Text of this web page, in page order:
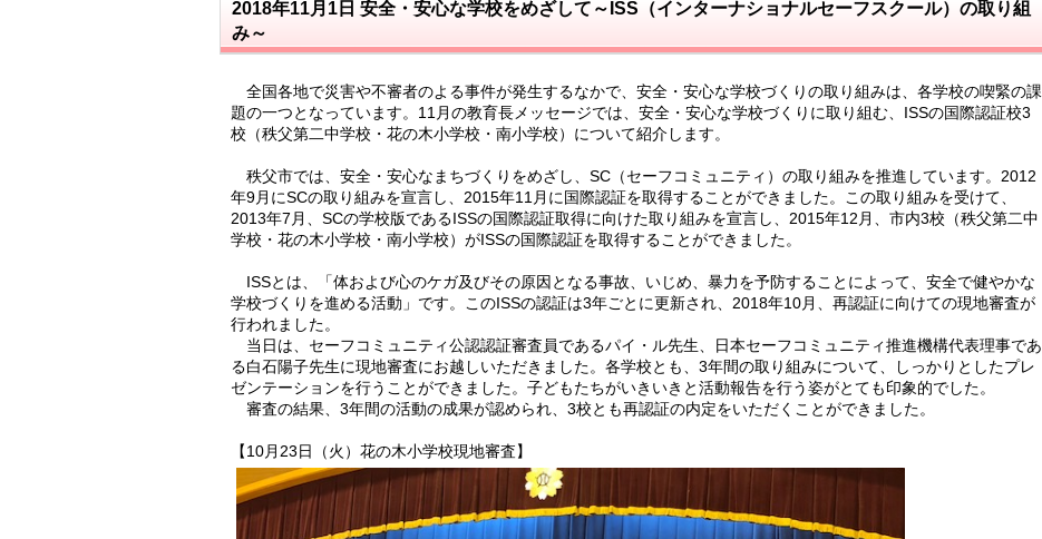
2018年11月1日 安全・安心な学校をめざして～ISS（インターナショナルセーフスクール）の取り組
み～
全国各地で災害や不審者のよる事件が発生するなかで、安全・安心な学校づくりの取り組みは、各学校の喫緊の課
題の一つとなっています。11月の教育長メッセージでは、安全・安心な学校づくりに取り組む、ISSの国際認証校3
校（秩父第二中学校・花の木小学校・南小学校）について紹介します。
秩父市では、安全・安心なまちづくりをめざし、SC（セーフコミュニティ）の取り組みを推進しています。2012
年9月にSCの取り組みを宣言し、2015年11月に国際認証を取得することができました。この取り組みを受けて、
2013年7月、SCの学校版であるISSの国際認証取得に向けた取り組みを宣言し、2015年12月、市内3校（秩父第二中
学校・花の木小学校・南小学校）がISSの国際認証を取得することができました。
ISSとは、「体および心のケガ及びその原因となる事故、いじめ、暴力を予防することによって、安全で健やかな
学校づくりを進める活動」です。このISSの認証は3年ごとに更新され、2018年10月、再認証に向けての現地審査が
行われました。
当日は、セーフコミュニティ公認認証審査員であるパイ・ル先生、日本セーフコミュニティ推進機構代表理事であ
る白石陽子先生に現地審査にお越しいただきました。各学校とも、3年間の取り組みについて、しっかりとしたプレ
ゼンテーションを行うことができました。子どもたちがいきいきと活動報告を行う姿がとても印象的でした。
審査の結果、3年間の活動の成果が認められ、3校とも再認証の内定をいただくことができました。
【10月23日（火）花の木小学校現地審査】